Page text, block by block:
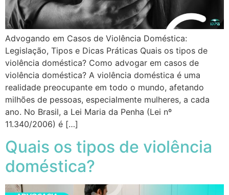
Advogando em Casos de Violência Doméstica:
Legislação, Tipos e Dicas Práticas Quais os tipos de
violência doméstica? Como advogar em casos de
violência doméstica? A violência doméstica é uma
realidade preocupante em todo o mundo, afetando
milhões de pessoas, especialmente mulheres, a cada
ano. No Brasil, a Lei Maria da Penha (Lei nº
11.340/2006) é […]
Quais os tipos de violência
doméstica?